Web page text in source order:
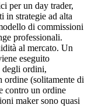
per un day trader,
in strategie ad alta
di commissioni
professionali.
al mercato. Un
eseguito
degli ordini,
ordine (solitamente di
contro un ordine
maker sono quasi